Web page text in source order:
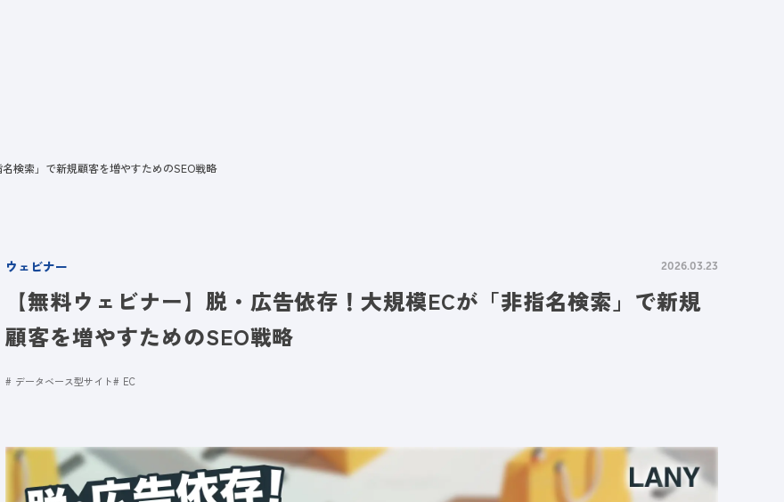
検索」で新規顧客を増やすためのSEO戦略
ウェビナー 2026.03.23
【無料ウェビナー】脱・広告依存！大規模ECが「非指名検索」で新規
顧客を増やすためのSEO戦略
データベース型サイト EC